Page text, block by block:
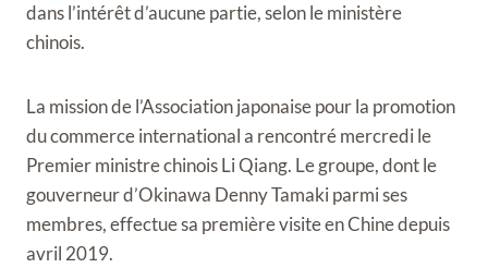
dans l’intérêt d’aucune partie, selon le ministère
chinois.
La mission de l’Association japonaise pour la promotion
du commerce international a rencontré mercredi le
Premier ministre chinois Li Qiang. Le groupe, dont le
gouverneur d’Okinawa Denny Tamaki parmi ses
membres, effectue sa première visite en Chine depuis
avril 2019.